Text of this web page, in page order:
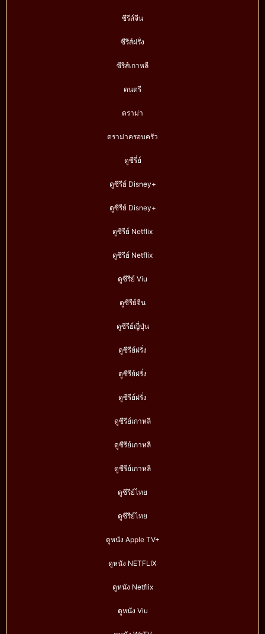
ซีรีส์จีน
ซีรีส์ฝรั่ง
ซีรีส์เกาหลี
ดนตรี
ดราม่า
ดราม่าครอบครัว
ดูซีรี่ย์
ดูซีรีย์ Disney+
ดูซีรีย์ Disney+
ดูซีรีย์ Netflix
ดูซีรีย์ Netflix
ดูซีรีย์ Viu
ดูซีรีย์จีน
ดูซีรีย์ญี่ปุ่น
ดูซีรีย์ฝรั่ง
ดูซีรีย์ฝรั่ง
ดูซีรีย์ฝรั่ง
ดูซีรีย์เกาหลี
ดูซีรีย์เกาหลี
ดูซีรีย์เกาหลี
ดูซีรีย์ไทย
ดูซีรีย์ไทย
ดูหนัง Apple TV+
ดูหนัง NETFLIX
ดูหนัง Netflix
ดูหนัง Viu